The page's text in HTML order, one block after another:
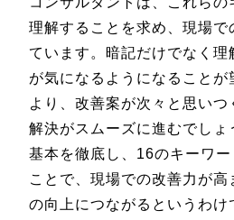
理解することを求め、現場で
ています。暗記だけでなく理
が気になるようになることが
より、改善案が次々と思いつ
解決がスムーズに進むでしょ
基本を徹底し、16のキーワ
ことで、現場での改善力が
の向上につながるというわけ